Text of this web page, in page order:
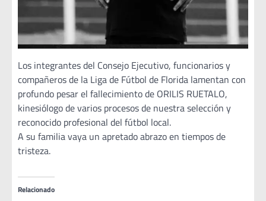
Los integrantes del Consejo Ejecutivo, funcionarios y
compañeros de la Liga de Fútbol de Florida lamentan con
profundo pesar el fallecimiento de ORILIS RUETALO,
kinesiólogo de varios procesos de nuestra selección y
reconocido profesional del fútbol local.
A su familia vaya un apretado abrazo en tiempos de
tristeza.
Relacionado